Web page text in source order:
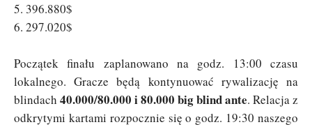
5. 396.880$
6. 297.020$
Początek finału zaplanowano na godz. 13:00 czasu
lokalnego. Gracze będą kontynuować rywalizację na
blindach 40.000/80.000 i 80.000 big blind ante. Relacja z
odkrytymi kartami rozpocznie się o godz. 19:30 naszego